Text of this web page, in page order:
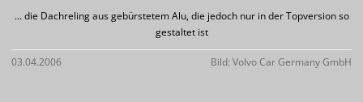
... die Dachreling aus gebürstetem Alu, die jedoch nur in der Topversion so
gestaltet ist
03.04.2006 Bild: Volvo Car Germany GmbH